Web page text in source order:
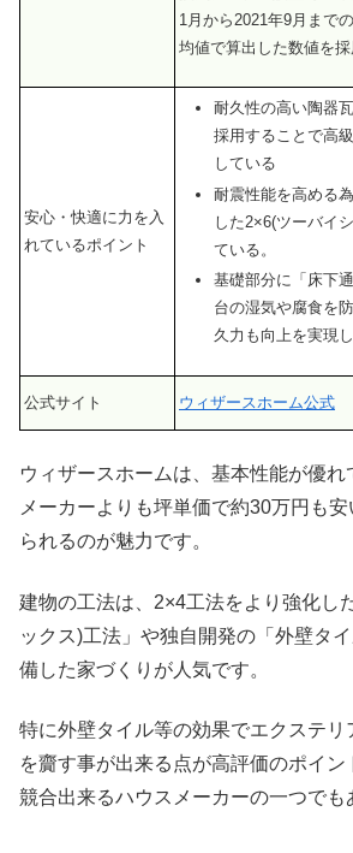
1月から2021年9月まで
均値で算出した数値を採
安心・快適に力を入
れているポイント
耐久性の高い陶器
採用することで高
している
耐震性能を高める
した2×6(ツーバイ
ている。
基礎部分に「床下
台の湿気や腐食を
久力も向上を実現し
公式サイト ウィザースホーム公式
ウィザースホームは、基本性能が優れ
メーカーよりも坪単価で約30万円も
られるのが魅力です。
建物の工法は、2×4工法をより強化し
ックス)工法」や独自開発の「外壁タ
備した家づくりが人気です。
特に外壁タイル等の効果でエクステリ
を齎す事が出来る点が高評価のポイン
競合出来るハウスメーカーの一つでも